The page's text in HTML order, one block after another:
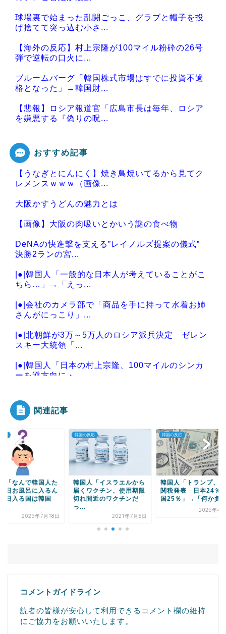
球場裏で始まった乱闘ごっこ、グラブと帽子を投
げ捨てて突っ込む小さ...
【海外の反応】村上宗隆が100マイル粉砕の26号
弾で逆転の口火に...
ブルームバーグ「韓国株式市場はすでに投資不適
格となった」→韓国財...
【悲報】ロシア報道官「広島市長は毎年、ロシア
を嫌悪する『偽りの呪...
Powered by livedoor 相互RSS
おすすめ記事
【うなぎとにんにく】焼き鳥焼いてるから見てク
レメンスｗｗｗ（画像...
大阪かすうどんの魅力とは
【画像】大阪の肉吸いとかいう謎の食べ物
DeNAの快進撃を支える”レイノルズ提案の儀式”
決勝2ランの宮...
|●|韓国人「一般的な日本人が考えていることがこ
ちら…」→「えっ...
|●|会社のカメラ部で「商品を手に持って水着お姉
さんがにっこり」...
|●|北朝鮮が3万～5万人のロシア派兵決定 ゼレン
スキー大統領「...
|●|韓国人「日本の村上宗隆、100マイルのシンカ
ーを逆方向に・...
Powered by livedoor 相互RSS
関連記事
反応
人「イスラエルから
ワクチン、使用期限
間近のワクチンだ
2021年7月6日
韓国の反応
韓国人「トランプ、相互
関税発表 日本24％、韓
国25％」→「何か負...
韓国の反応
韓国人「ダブスタが
すぎる韓国与党支持
ちのオンライン攻撃
コメントガイドライン
読者の皆様が安心して利用できるコメント欄の維持
にご協力をお願いいたします。